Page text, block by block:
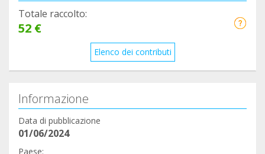
Totale raccolto:
52 €
Elenco dei contributi
Informazione
Data di pubblicazione
01/06/2024
Paese: